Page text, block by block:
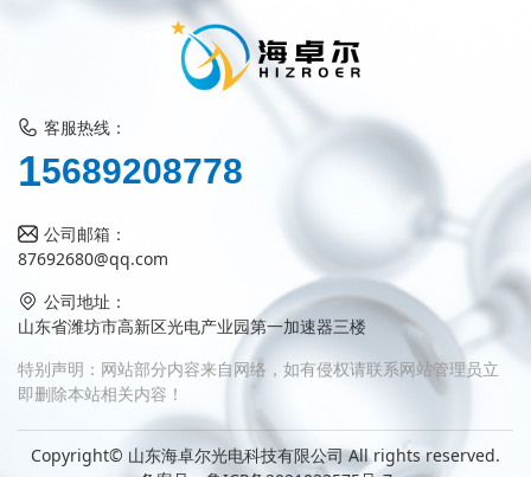
客服热线：
15689208778
公司邮箱：
87692680@qq.com
公司地址：
山东省潍坊市高新区光电产业园第一加速器三楼
特别声明：网站部分内容来自网络，如有侵权请联系网站管理员立
即删除本站相关内容！
Copyright© 山东海卓尔光电科技有限公司 All rights reserved.